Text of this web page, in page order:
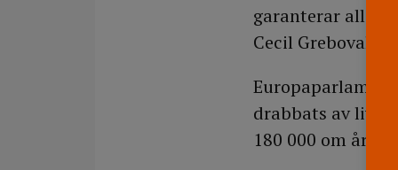
garanterar alla
Cecil Greboval,
drabbats av
180 000 om året